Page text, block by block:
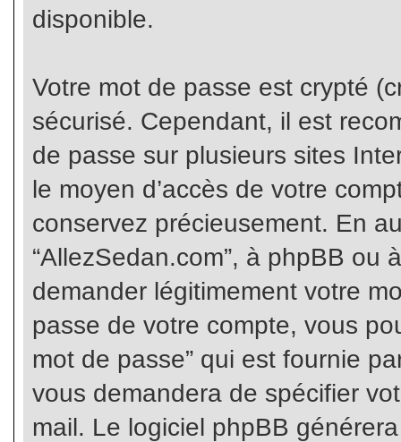
disponible.
Votre mot de passe est crypté
sécurisé. Cependant, il est
de passe sur plusieurs sites
le moyen d’accès de votre
conservez précieusement. En
“AllezSedan.com”, à phpBB ou
demander légitimement votre
passe de votre compte, vous
mot de passe” qui est fournie
vous demandera de spécifier
mail. Le logiciel phpBB